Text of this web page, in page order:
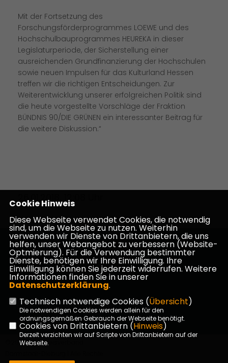
Mit der Fortsetzung des
Forschungsförderprogrammes LOEWE und des
Hochschulbauprogrammes HEUREKA in dieser
Legislaturperiode, der Sicherstellung einer
ausreichenden Grundfinanzierung der Hochschulen
sowie neuen Impulsen für das Kulturland Hessen
treffen wir die richtigen Entscheidungen. Zur
Weiterentwicklung unserer erfolgreichen Politik sind
die heute vorgestellte Vorschläge der Fraktion
BÜNDNIS 90/DIE GRÜNEN ein interessanter Beitrag für
die weitere Diskussion.“
26.01.2018, 12:08 Uhr
Homepage des CDU Kreisverbandes Darmstadt-
Dieburg
Impressum Datenschutz Kontakt
©2026 CDU Kreisverband
Cookie Hinweis
Diese Webseite verwendet Cookies, die notwendig
sind, um die Webseite zu nutzen. Weiterhin
verwenden wir Dienste von Drittanbietern, die uns
helfen, unser Webangebot zu verbessern (Website-
Optmierung). Für die Verwendung bestimmter
Dienste, benötigen wir Ihre Einwilligung. Ihre
Einwilligung können Sie jederzeit widerrufen. Weitere
Informationen finden Sie in unserer
Datenschutzerklärung.
Technisch notwendige Cookies (Übersicht)
Die notwendigen Cookies werden allein für den
ordnungsgemäßen Gebrauch der Webseite benötigt.
Cookies von Drittanbietern (Hinweis)
Derzeit verzichten wir auf Scripte von Drittanbietern auf der
Webseite.